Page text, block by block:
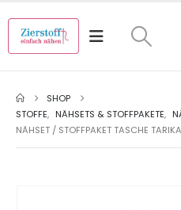
SHOP
STOFFE, NÄHSETS & STOFFPAKETE,
NÄHSET / STOFFPAKET TASCHE